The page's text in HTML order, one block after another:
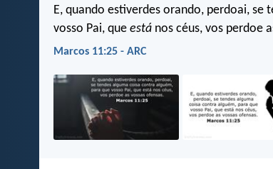
E, quando estiverdes orando, perdoai, se
vosso Pai, que está nos céus, vos perdoe
Marcos 11:25 - ARC